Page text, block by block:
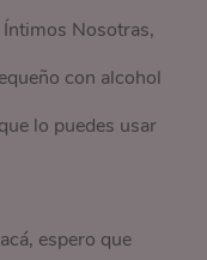
Nosotras,
con alcohol
lo puedes usar
espero que